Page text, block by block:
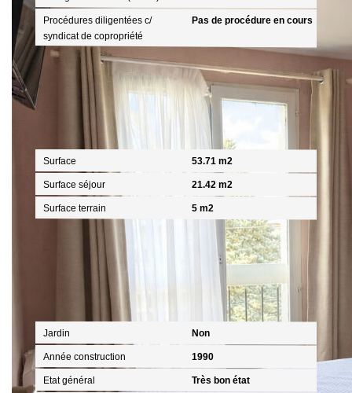
Procédures diligentées c/
syndicat de copropriété
Pas de procédure en cours
Surfaces
Surface 53.71 m2
Surface séjour 21.42 m2
Surface terrain 5 m2
Jardin Non
Année construction 1990
Etat général Très bon état